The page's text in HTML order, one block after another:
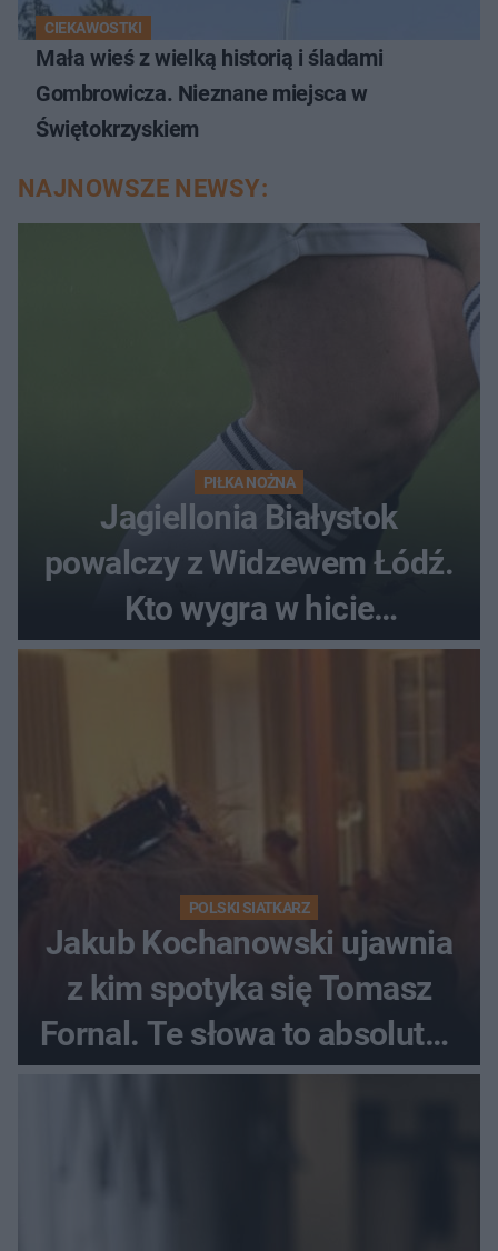
CIEKAWOSTKI
Mała wieś z wielką historią i śladami
Gombrowicza. Nieznane miejsca w
Świętokrzyskiem
NAJNOWSZE NEWSY:
PIŁKA NOŻNA
Jagiellonia Białystok
powalczy z Widzewem Łódź.
Kto wygra w hicie
Ekstraklasy?
POLSKI SIATKARZ
Jakub Kochanowski ujawnia
z kim spotyka się Tomasz
Fornal. Te słowa to absolutny
hit